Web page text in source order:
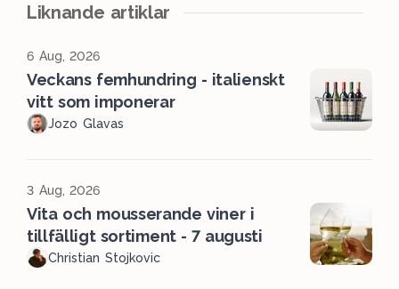
Liknande artiklar
6 Aug, 2026
Veckans femhundring - italienskt
vitt som imponerar
Jozo Glavas
3 Aug, 2026
Vita och mousserande viner i
tillfälligt sortiment - 7 augusti
Christian Stojkovic